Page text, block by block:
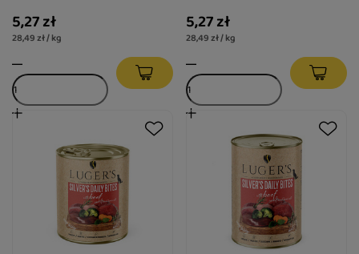
185 g
5,27 zł
28,49 zł / kg
5,27 zł
28,49 zł / kg